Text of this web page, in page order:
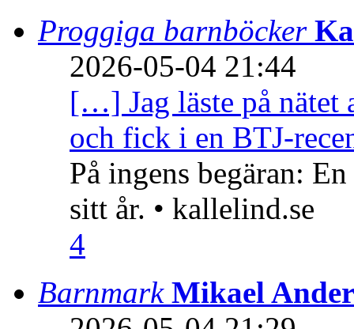
Proggiga barnböcker
2026-05-04 21:44
[…] Jag läste på nätet
och fick i en BTJ-
På ingens begäran:
sitt år. • kallelind.se
4
Barnmark Mikael